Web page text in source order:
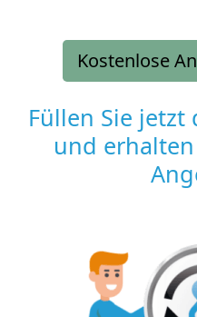
Kostenlose
Füllen Sie jetzt
und